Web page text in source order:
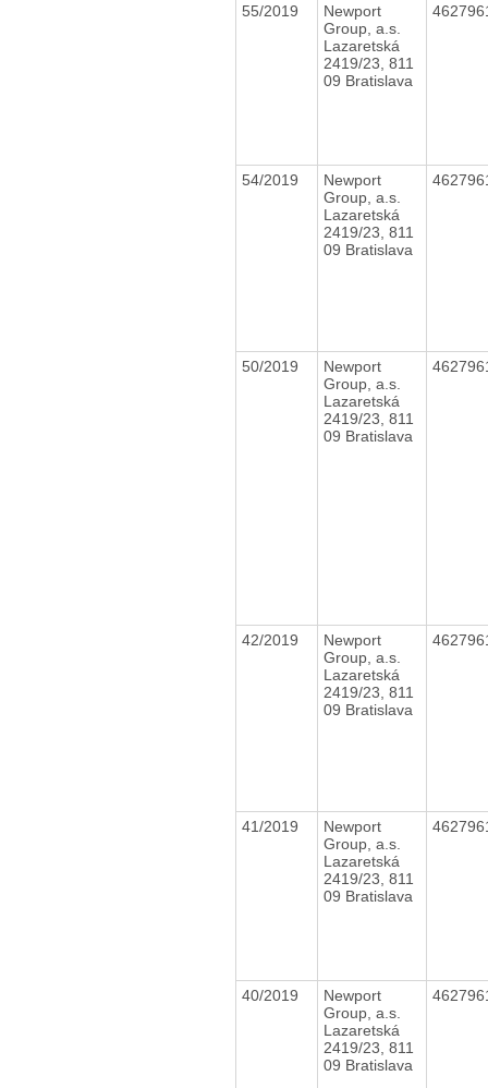
55/2019
Newport
Group, a.s.
Lazaretská
2419/23, 811
09 Bratislava
54/2019
Newport
Group, a.s.
Lazaretská
2419/23, 811
09 Bratislava
50/2019
Newport
Group, a.s.
Lazaretská
2419/23, 811
09 Bratislava
42/2019
Newport
Group, a.s.
Lazaretská
2419/23, 811
09 Bratislava
41/2019
Newport
Group, a.s.
Lazaretská
2419/23, 811
09 Bratislava
40/2019
Newport
Group, a.s.
Lazaretská
2419/23, 811
09 Bratislava